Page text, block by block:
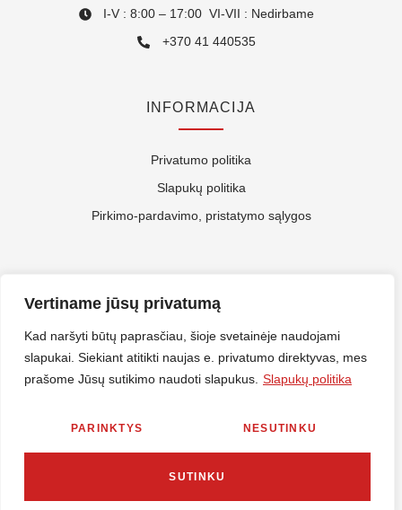
Vertiname jūsų privatumą
Kad naršyti būtų paprasčiau, šioje svetainėje naudojami
slapukai. Siekiant atitikti naujas e. privatumo direktyvas, mes
prašome Jūsų sutikimo naudoti slapukus. Slapukų politika
PARINKTYS NESUTINKU
SUTINKU
I-V : 8:00 – 17:00 VI-VII : Nedirbame
+370 41 440535
INFORMACIJA
Privatumo politika
Slapukų politika
Pirkimo-pardavimo, pristatymo sąlygos
Kontaktai
Rekvizitai
ES Parama
© 2026 Nirlitalt.lt Visos teisės saugomos. Sprendimas